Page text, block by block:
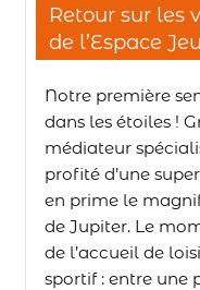
Retour sur les
de l’Espace
Notre première
dans les étoiles !
médiateur
profité d’une
en prime le
de Jupiter. Le
de l’accueil de
sportif : entre une